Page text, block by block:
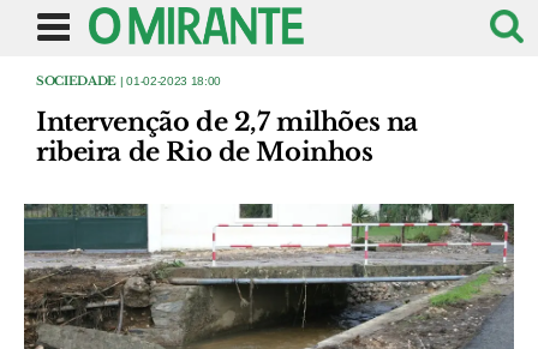
SOCIEDADE | 01-02-2023 18:00
Intervenção de 2,7 milhões na
ribeira de Rio de Moinhos